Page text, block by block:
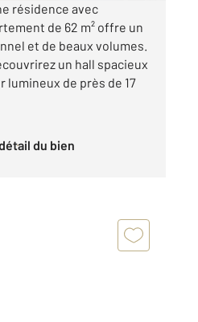
résidence avec
de 62 m² offre un
et de beaux volumes.
un hall spacieux
lumineux de près de 17
détail du bien